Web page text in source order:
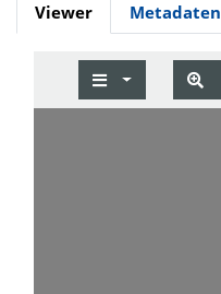
Viewer Metadaten